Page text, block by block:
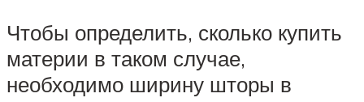
Чтобы определить, сколько купить
материи в таком случае,
необходимо ширину шторы в